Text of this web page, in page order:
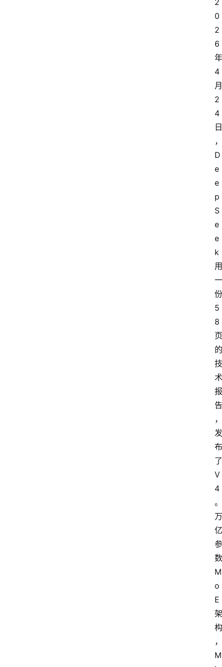
2
0
2
6
年
4
月
2
4
日
，
D
e
e
p
S
e
e
k
用
一
份
5
8
页
的
技
术
报
告
，
发
布
了
V
4
。
万
亿
参
数
M
o
E
架
构
，
M